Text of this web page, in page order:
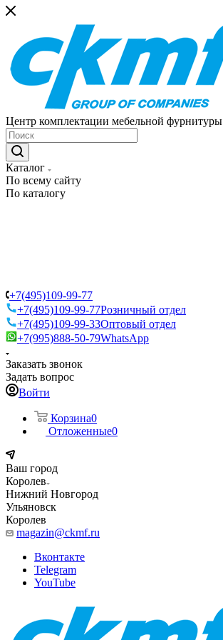
Центр комплектации мебельной фурнитуры
Каталог
По всему сайту
По каталогу
+7(495)109-99-77
+7(495)109-99-77Розничный отдел
+7(495)109-99-33Оптовый отдел
+7(995)888-50-79WhatsApp
Заказать звонок
Задать вопрос
Войти
Корзина0
Отложенные0
Ваш город
Королев
Нижний Новгород
Ульяновск
Королев
magazin@ckmf.ru
Вконтакте
Telegram
YouTube